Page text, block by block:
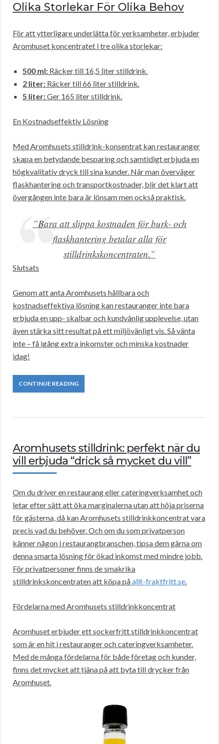
Olika Storlekar För Olika Behov
För att ytterligare underlätta för verksamheter, erbjuder
Aromhuset koncentratet i tre olika storlekar:
500 ml: Räcker till 16,5 liter stilldrink.
2 liter: Räcker till 66 liter stilldrink.
5 liter:Ger 165 liter stilldrink.
En Kostnadseffektiv Lösning
Med Aromhusets stilldrink-konsentrat kan restauranger
skapa en betydande besparing och samtidigt erbjuda en
högkvalitativ dryck till sina kunder. När man överväger
flaskhantering och transportkostnader, blir det klart att
övergången inte bara är lönsam men också praktisk.
”Bara att slippa kostnaden för burk- och
flaskhantering betalar alla för
stilldrinkskoncentraten.”
Slutsats
Genom att anta Aromhusets hållbara och
kostnadseffektiva lösning kan restauranger inte bara
erbjuda en upp- skalbar och kundvänlig upplevelse, utan
även stärka sitt resultat på ett miljövänligt vis. Så vänta
inte – få igång extra inkomster och minska kostnader
idag!
CONTINUE READING
Aromhusets stilldrink: perfekt när du
vill erbjuda “drick så mycket du vill”
Om du driver en restaurang eller cateringverksamhet och
letar efter sätt att öka marginalerna utan att höja priserna
för gästerna, då kan Aromhusets stilldrinkkoncentrat vara
precis vad du behöver. Och om du som privatperson
känner någon i restaurangbranschen, tipsa dem gärna om
denna smarta lösning för ökad inkomst med mindre jobb.
För privatpersoner finns de smakrika
stilldrinkskoncentraten att köpa påallt-fraktfritt.se.
Fördelarna med Aromhusets stilldrinkkoncentrat
Aromhuset erbjuder ett sockerfritt stilldrinkkoncentrat
som är en hit i restauranger och cateringverksamheter.
Med de många fördelarna för både företag och kunder,
finns det mycket att tjäna på att byta till drycker från
Aromhuset.